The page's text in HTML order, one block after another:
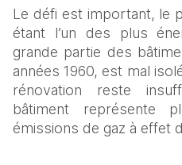
Le défi est important, le
étant l’un des plus
grande partie des
années 1960, est mal
rénovation reste
bâtiment représente
émissions de gaz à effet